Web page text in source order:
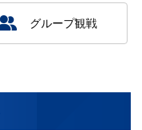
グループ観戦